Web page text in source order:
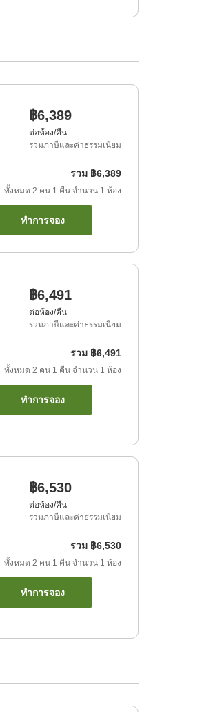
฿6,389
ต่อห้อง/คืน
รวมภาษีและค่าธรรมเนียม
รวม ฿6,389
ทั้งหมด 2 คน 1 คืน จำนวน 1 ห้อง
ทำการจอง
฿6,491
ต่อห้อง/คืน
รวมภาษีและค่าธรรมเนียม
รวม ฿6,491
ทั้งหมด 2 คน 1 คืน จำนวน 1 ห้อง
ทำการจอง
฿6,530
ต่อห้อง/คืน
รวมภาษีและค่าธรรมเนียม
รวม ฿6,530
ทั้งหมด 2 คน 1 คืน จำนวน 1 ห้อง
ทำการจอง